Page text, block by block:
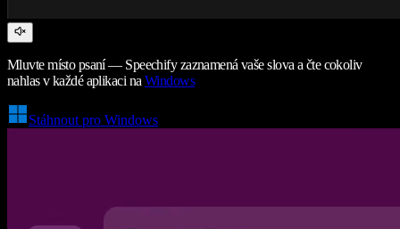
Mluvte místo psaní — Speechify zaznamená vaše slova a čte cokoliv
nahlas v každé aplikaci na Windows
Stáhnout pro Windows